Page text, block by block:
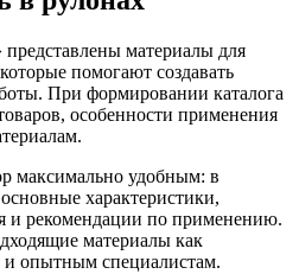
материалы для
помогают создавать
При формировании каталога
особенности применения
максимально удобным: в
характеристики,
и рекомендации по применению.
материалы как
опытным специалистам.